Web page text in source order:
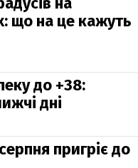
що на це кажуть
до +38:
дні
пригріє до